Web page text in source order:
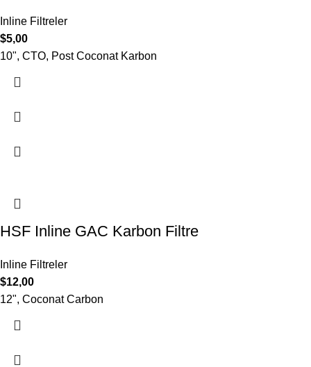
Inline Filtreler
$5,00
10", CTO, Post Coconat Karbon
HSF Inline GAC Karbon Filtre
Inline Filtreler
$12,00
12", Coconat Carbon